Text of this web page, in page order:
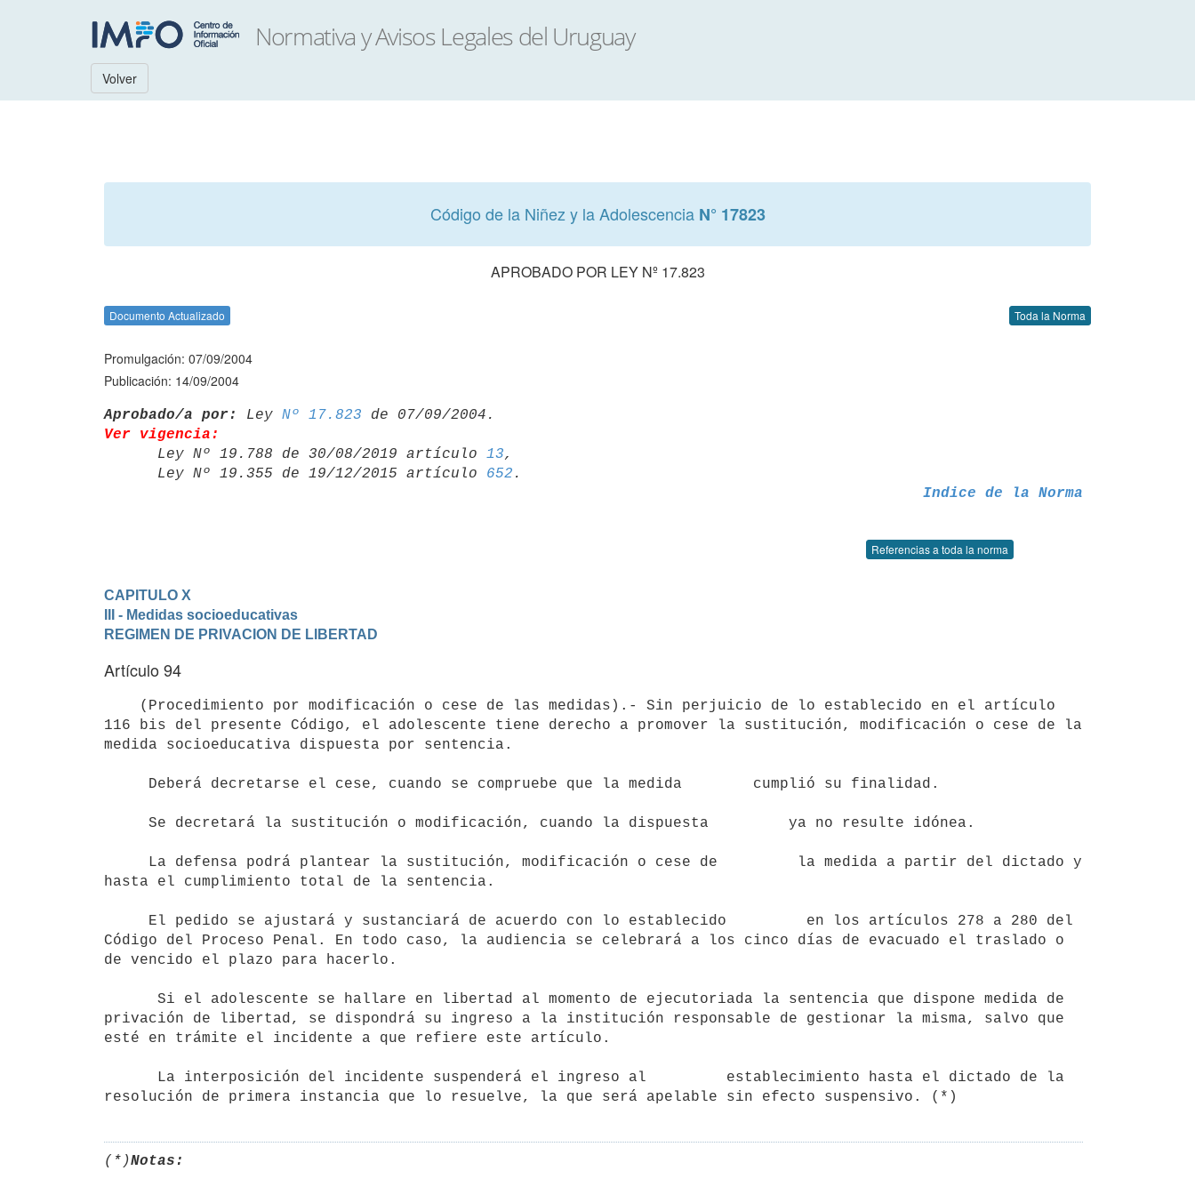
Volver
Código de la Niñez y la Adolescencia N° 17823
APROBADO POR LEY Nº 17.823
Documento Actualizado Toda la Norma
Promulgación: 07/09/2004
Publicación: 14/09/2004
Aprobado/a por: Ley Nº 17.823
Ver vigencia:
Ley Nº 19.788 de 30/08/2019 artículo 13,
      Ley Nº 19.355 de 19/12/2015 artículo
652
Indice de la Norma
Referencias a toda la norma
CAPITULO X
III - Medidas socioeducativas
REGIMEN DE PRIVACION DE LIBERTAD
Artículo 94
116 bis del presente Código, el adolescente tiene derecho a promover la sustitución, modificación o cese de la
medida socioeducativa dispuesta por sentencia.
hasta el cumplimiento total de la sentencia.
Código del Proceso Penal. En todo caso, la audiencia se celebrará a los cinco días de evacuado el traslado o
de vencido el plazo para hacerlo.
privación de libertad, se dispondrá su ingreso a la institución responsable de gestionar la misma, salvo que
esté en trámite el incidente a que refiere este artículo.
(*)Notas: